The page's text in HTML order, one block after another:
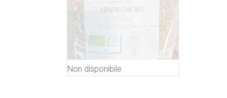
Non disponibile